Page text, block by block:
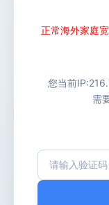
正常海外家庭
您当前IP:
需